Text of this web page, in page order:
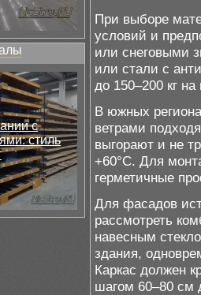
с
стиль
При выборе
условий и
или снеговыми
или стали с
до 150–200 кг
В южных
ветрами
выгорают и не
+60°С. Для
герметичные
Для фасадов
рассмотреть
навесным
здания,
Каркас должен
шагом 60–80 см